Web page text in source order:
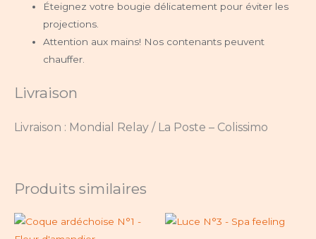
Éteignez votre bougie délicatement pour éviter les
projections.
Attention aux mains! Nos contenants peuvent
chauffer.
Livraison
Livraison : Mondial Relay / La Poste – Colissimo
Produits similaires